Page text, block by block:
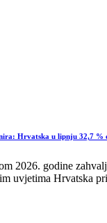
Hrvatska u lipnju 32,7 %
2026. godine
uvjetima Hrvatska